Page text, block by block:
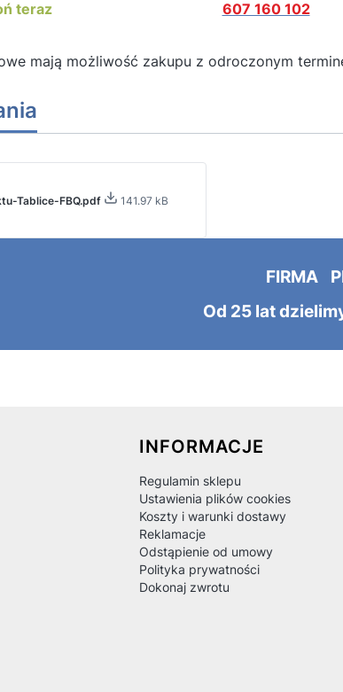
teraz 607 160 102
mają możliwość zakupu z odroczonym
Tablice-FBQ.pdf 141.97 kB
FIRMA
Od 25 lat
Linki w stopce
INFORMACJE
Regulamin sklepu
Ustawienia plików cookies
Koszty i warunki dostawy
Reklamacje
Odstąpienie od umowy
Polityka prywatności
Dokonaj zwrotu